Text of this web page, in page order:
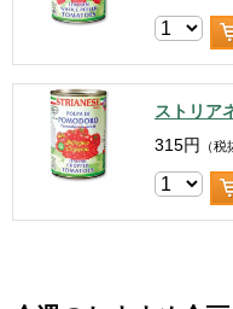
ストリア
315円 （税